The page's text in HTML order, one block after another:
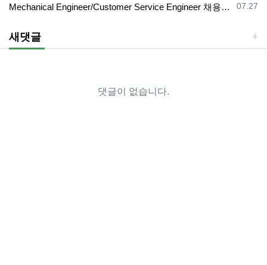
등록일
07.27
Mechanical Engineer/Customer Service Engineer 채용중입니다.
새댓글
댓글이 없습니다.